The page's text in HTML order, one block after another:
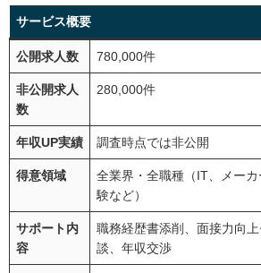
サービス概要
公開求人数 780,000件
非公開求人
数
280,000件
年収UP実績 調査時点では非公開
得意領域
全業界・全職種（IT、メー
験など）
サポート内
容
職務経歴書添削、面接力向
談、年収交渉